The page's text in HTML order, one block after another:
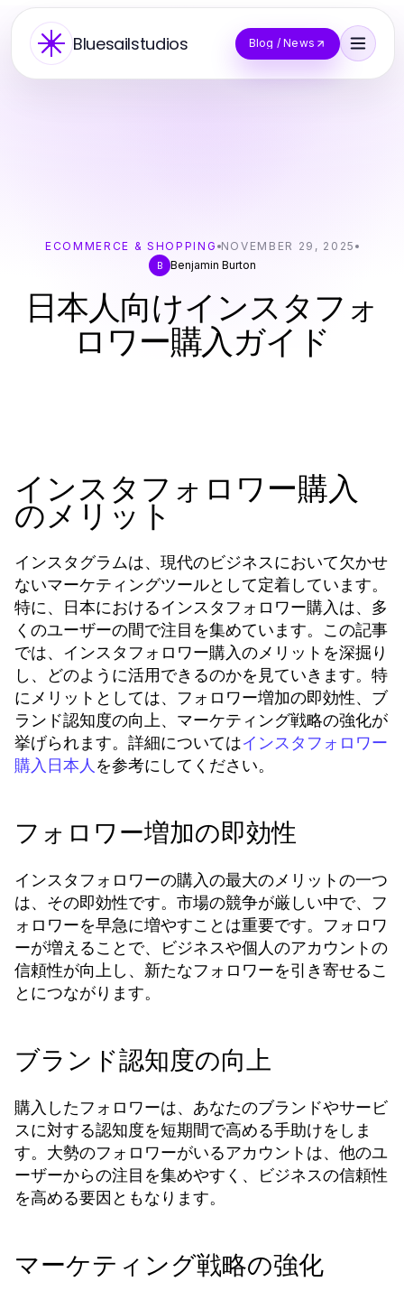
Bluesailstudios Blog / News
ECOMMERCE & SHOPPING NOVEMBER 29, 2025
B Benjamin Burton
日本人向けインスタフォ
ロワー購入ガイド
インスタフォロワー購入
のメリット
インスタグラムは、現代のビジネスにおいて欠かせ
ないマーケティングツールとして定着しています。
特に、日本におけるインスタフォロワー購入は、多
くのユーザーの間で注目を集めています。この記事
では、インスタフォロワー購入のメリットを深掘り
し、どのように活用できるのかを見ていきます。特
にメリットとしては、フォロワー増加の即効性、ブ
ランド認知度の向上、マーケティング戦略の強化が
挙げられます。詳細についてはインスタフォロワー
購入日本人 を参考にしてください。
フォロワー増加の即効性
インスタフォロワーの購入の最大のメリットの一つ
は、その即効性です。市場の競争が厳しい中で、フ
ォロワーを早急に増やすことは重要です。フォロワ
ーが増えることで、ビジネスや個人のアカウントの
信頼性が向上し、新たなフォロワーを引き寄せるこ
とにつながります。
ブランド認知度の向上
購入したフォロワーは、あなたのブランドやサービ
スに対する認知度を短期間で高める手助けをしま
す。大勢のフォロワーがいるアカウントは、他のユ
ーザーからの注目を集めやすく、ビジネスの信頼性
を高める要因ともなります。
マーケティング戦略の強化